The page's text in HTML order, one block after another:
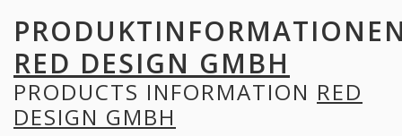
RED DESIGN GMBH
PRODUCTS INFORMATION RED
DESIGN GMBH